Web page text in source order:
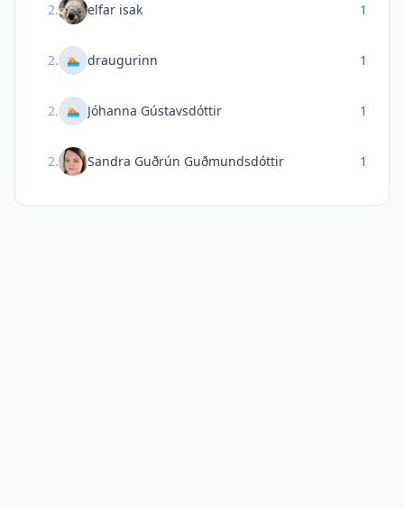
2. elfar isak 1
2. 🏊 draugurinn 1
2. 🏊 Jóhanna Gústavsdóttir 1
2. Sandra Guðrún Guðmundsdóttir 1